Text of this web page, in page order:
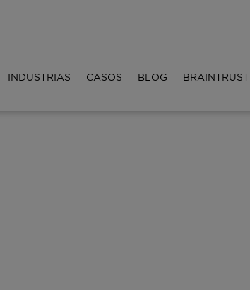
INDUSTRIAS CASOS BLOG BRAINTRUST